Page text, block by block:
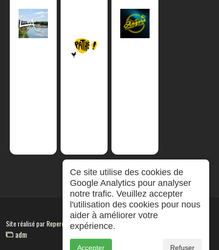
Site réalisé parRepereCom
adm
Ce site utilise des cookies de
Google Analytics pour analyser
notre trafic. Veuillez accepter
l'utilisation des cookies pour nous
aider à améliorer votre
expérience.
Accepter Refuser